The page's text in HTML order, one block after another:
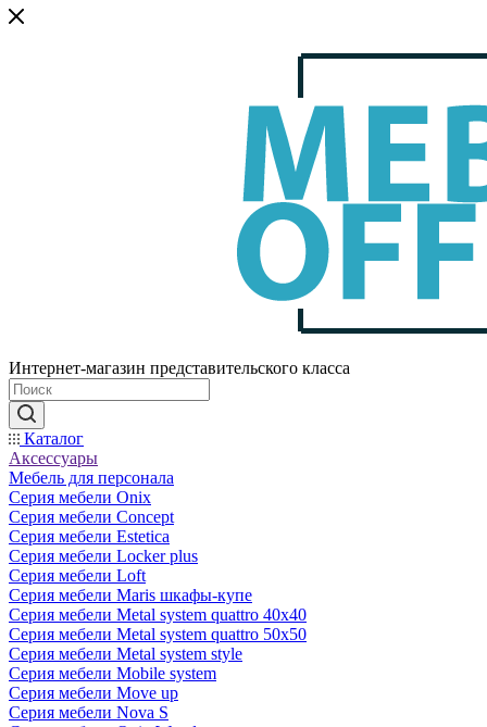
Интернет-магазин представительского класса
Каталог
Аксессуары
Мебель для персонала
Серия мебели Onix
Серия мебели Concept
Серия мебели Estetica
Серия мебели Locker plus
Серия мебели Loft
Серия мебели Maris шкафы-купе
Серия мебели Metal system quattro 40x40
Серия мебели Metal system quattro 50x50
Серия мебели Metal system style
Серия мебели Mobile system
Серия мебели Move up
Серия мебели Nova S